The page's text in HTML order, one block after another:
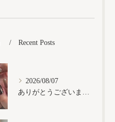
Recent Posts
2026/08/07
ありがとうございます𓂃𓈒𓏸︎︎︎︎